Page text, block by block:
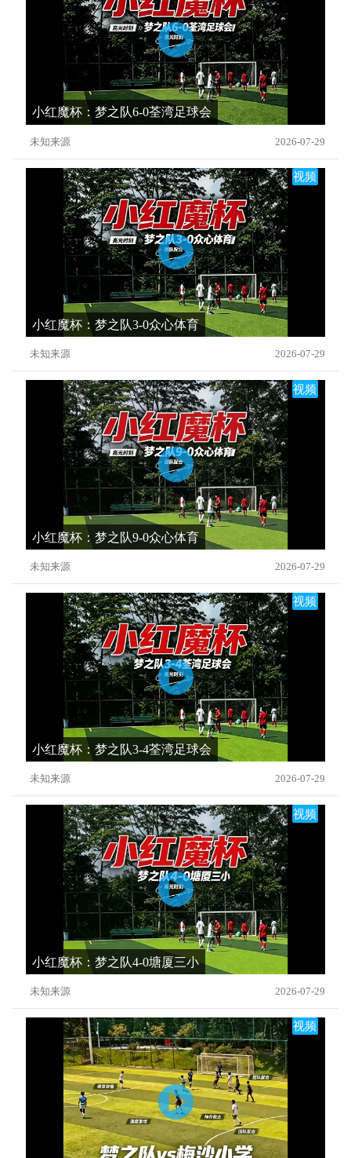
小红魔杯：梦之队6-0荃湾足球会
未知来源 2026-07-29
视频
小红魔杯：梦之队3-0众心体育
未知来源 2026-07-29
视频
小红魔杯：梦之队9-0众心体育
未知来源 2026-07-29
视频
小红魔杯：梦之队3-4荃湾足球会
未知来源 2026-07-29
视频
小红魔杯：梦之队4-0塘厦三小
未知来源 2026-07-29
视频